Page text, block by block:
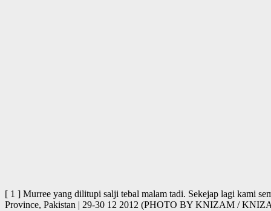
[ 1 ] Murree yang dilitupi salji tebal malam tadi. Sekejap lagi kami
Province, Pakistan | 29-30 12 2012 (PHOTO BY KNIZAM /